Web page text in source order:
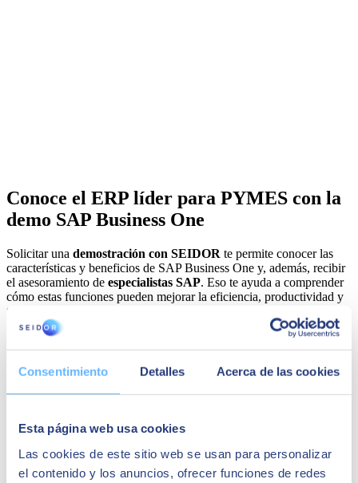
Consentimiento Detalles Acerca de las cookies
Esta página web usa cookies
Las cookies de este sitio web se usan para personalizar
el contenido y los anuncios, ofrecer funciones de redes
Conoce el ERP líder para PYMES con la
demo SAP Business One
Solicitar una demostración con SEIDOR te permite conocer las
características y beneficios de SAP Business One y, además, recibir
el asesoramiento de especialistas SAP. Eso te ayuda a comprender
cómo estas funciones pueden mejorar la eficiencia, productividad y
toma de decisiones dentro de tu empresa.
A continuación, te mostramos algunos
aspectos que podrás
exploraral solicitar acceso a la plataforma y por qué es importante
descubrir estas funcionalidades dentro del ERP.
Business One
iniciar la demo de SAP Business
One es una visión global de sus características. Te aseguramos que